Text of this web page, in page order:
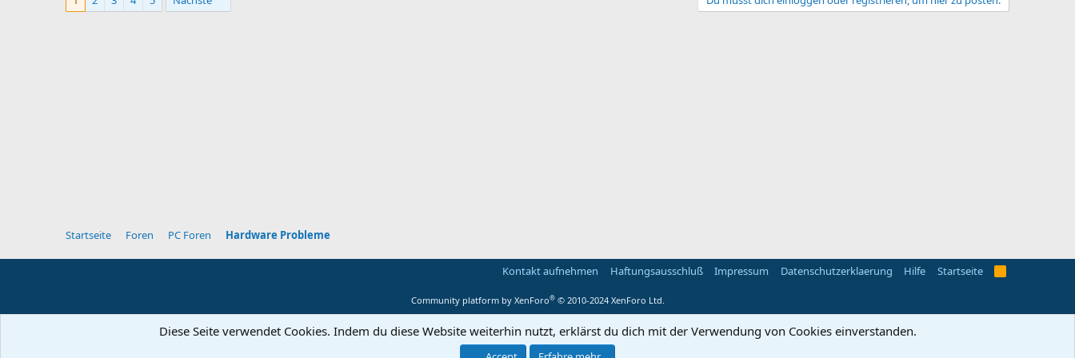
Startseite Foren PC Foren Hardware Probleme
Kontakt aufnehmen Haftungsausschluß Impressum Datenschutzerklaerung Hilfe Startseite
R
Community platform by XenForo® © 2010-2024 XenForo Ltd.
Diese Seite verwendet Cookies. Indem du diese Website weiterhin nutzt, erklärst du dich mit der Verwendung von Cookies einverstanden.